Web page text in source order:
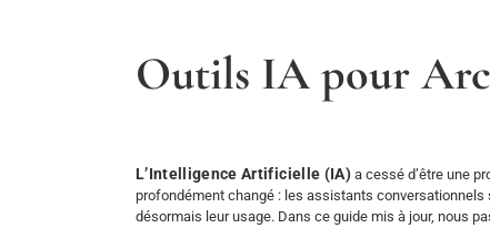
Outils IA pour
L’Intelligence Artificielle (IA)a cessé d’être une
profondément changé : les assistants
désormais leur usage. Dans ce guide mis à jour, nous